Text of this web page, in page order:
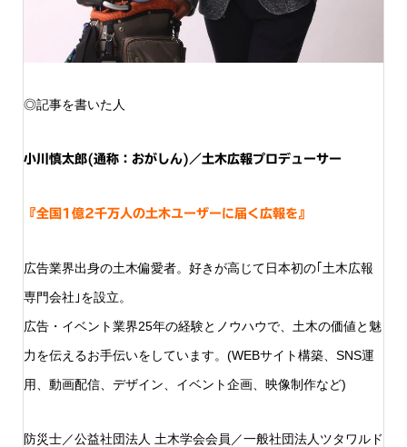
◎記事を書いた人
小川慎太郎(通称：おがしん)／土木広報プロデューサー
『全国1億2千万人の土木ユーザーに届く広報を』
広告業界出身の土木偏愛者。好きが高じて日本初の｢土木広報
専門会社｣を設立。
広告・イベント業界25年の経験とノウハウで、土木の価値と魅
力を伝えるお手伝いをしています。(WEBサイト構築、SNS運
用、動画配信、デザイン、イベント企画、映像制作など)
防災士／公益社団法人 土木学会会員／一般社団法人ツタワルド